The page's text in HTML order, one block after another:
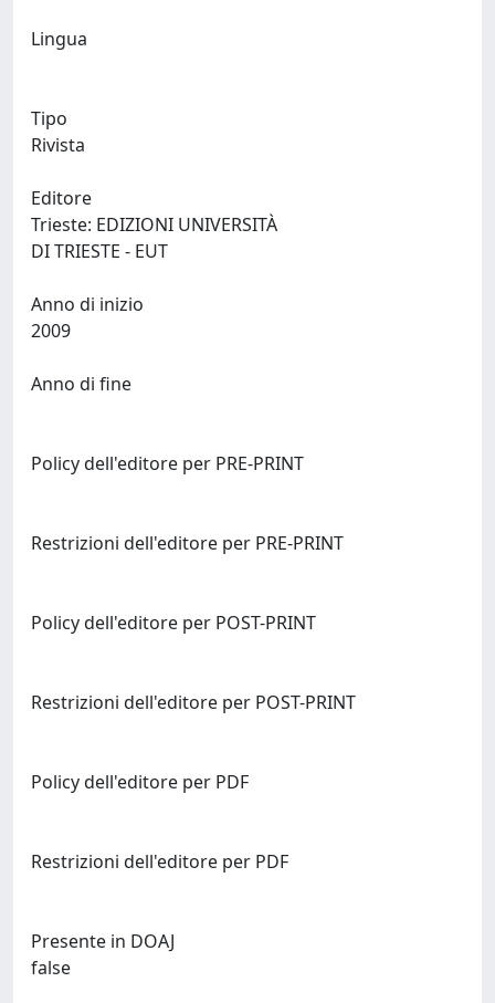
Lingua
Tipo
Rivista
Editore
Trieste: EDIZIONI UNIVERSITÀ
Anno di inizio
Anno di fine
Policy dell'editore per PRE-PRINT
Restrizioni dell'editore per PRE-PRINT
Policy dell'editore per POST-PRINT
Restrizioni dell'editore per POST-PRINT
Policy dell'editore per PDF
Restrizioni dell'editore per PDF
Presente in DOAJ